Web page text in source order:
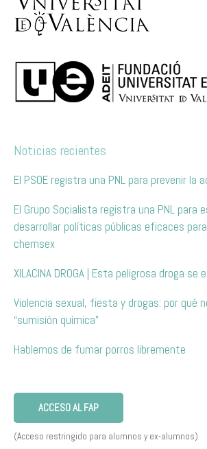
Noticias recientes
El PSOE registra una PNL para prevenir la
El Grupo Socialista registra una PNL para
desarrollar políticas públicas eficaces
chemsex
XILACINA DROGA | Esta peligrosa droga se
Violencia sexual, fiesta y drogas: por qué
“sumisión química”
Hablemos de fumar porros libremente
ACCESO AL FAP
(Acceso restringido para alumnos y ex-alumnos)